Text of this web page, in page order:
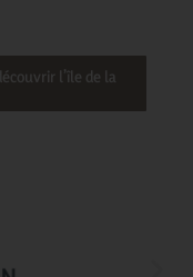
l’île de la